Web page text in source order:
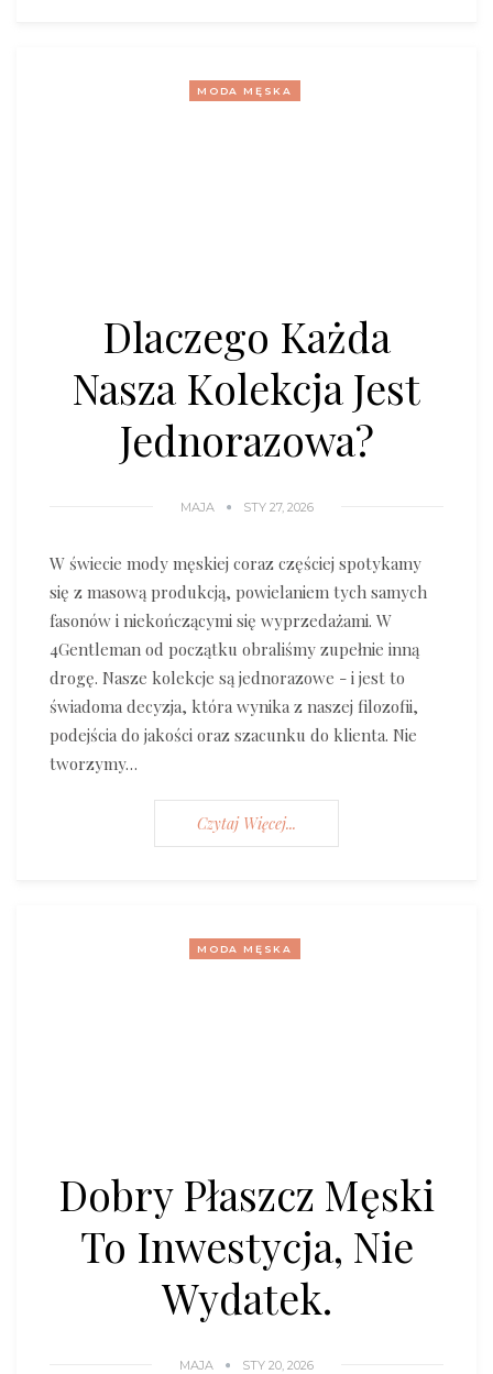
MODA MĘSKA
Dlaczego Każda
Nasza Kolekcja Jest
Jednorazowa?
MAJA STY 27, 2026
W świecie mody męskiej coraz częściej spotykamy
się z masową produkcją, powielaniem tych samych
fasonów i niekończącymi się wyprzedażami. W
4Gentleman od początku obraliśmy zupełnie inną
drogę. Nasze kolekcje są jednorazowe - i jest to
świadoma decyzja, która wynika z naszej filozofii,
podejścia do jakości oraz szacunku do klienta. Nie
tworzymy…
Czytaj Więcej...
MODA MĘSKA
Dobry Płaszcz Męski
To Inwestycja, Nie
Wydatek.
MAJA STY 20, 2026